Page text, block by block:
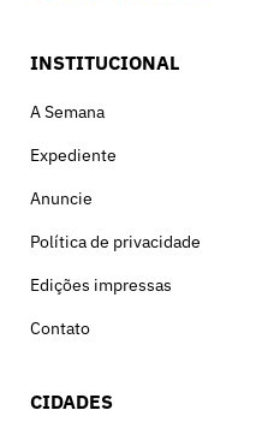
INSTITUCIONAL
A Semana
Expediente
Anuncie
Política de privacidade
Edições impressas
Contato
CIDADES